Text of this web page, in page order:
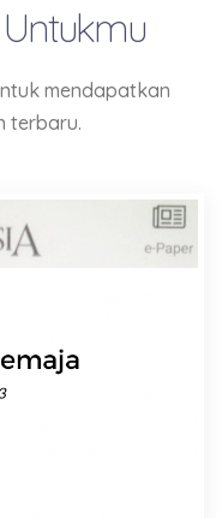
Untukmu
mendapatkan
terbaru.